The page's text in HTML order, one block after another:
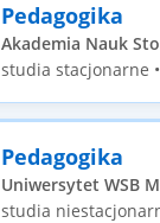
Pedagogika
Akademia Nauk
studia stacjonarne
Pedagogika
Uniwersytet WSB
studia